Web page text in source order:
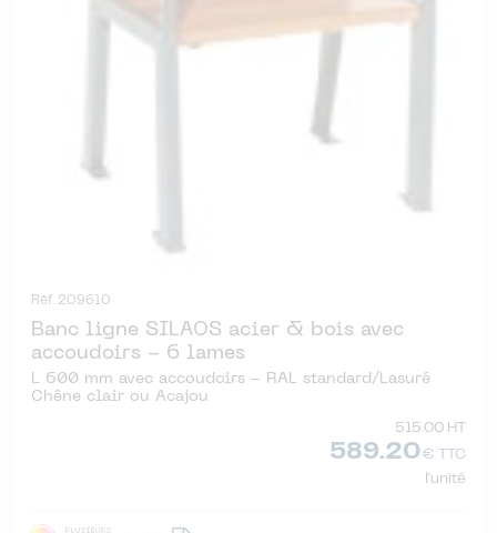
Réf. 209610
Banc ligne SILAOS acier & bois avec
accoudoirs - 6 lames
L 600 mm avec accoudoirs - RAL standard/Lasuré
Chêne clair ou Acajou
515.00 HT
589.20€ TTC
l'unité